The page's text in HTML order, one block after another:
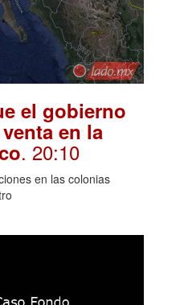
el gobierno
en la
. 20:10
en las colonias